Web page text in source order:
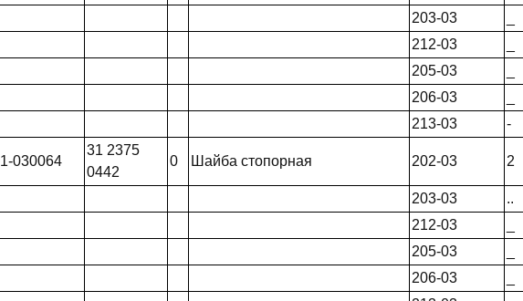
203-03
212-03
205-03
206-03
213-03
-
030064
31 2375
0442
0 Шайба стопорная 202-03 2
203-03 ..
212-03
205-03
206-03